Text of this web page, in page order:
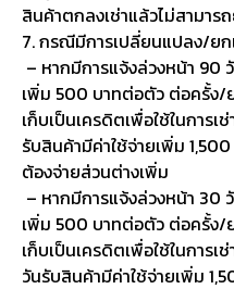
สินค้าตกลงเช่าแล้วไม่สามา
7. กรณีมีการเปลี่ยนแปลง/ย
– หากมีการแจ้งล่วงหน้า 90
เพิ่ม 500 บาทต่อตัว ต่อครั้ง/
เก็บเป็นเครดิตเพื่อใช้ในการ
รับสินค้ามีค่าใช้จ่ายเพิ่ม
ต้องจ่ายส่วนต่างเพิ่ม
– หากมีการแจ้งล่วงหน้า 30
เพิ่ม 500 บาทต่อตัว ต่อครั้ง/
เก็บเป็นเครดิตเพื่อใช้ในการ
วันรับสินค้ามีค่าใช้จ่ายเพิ่ม